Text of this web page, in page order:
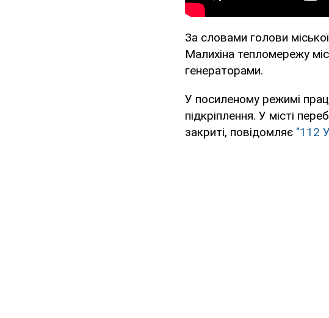
За словами голови
Малихіна тепломережу
генераторами.
У посиленому режимі
підкріплення. У місті
закриті, повідомляє "112